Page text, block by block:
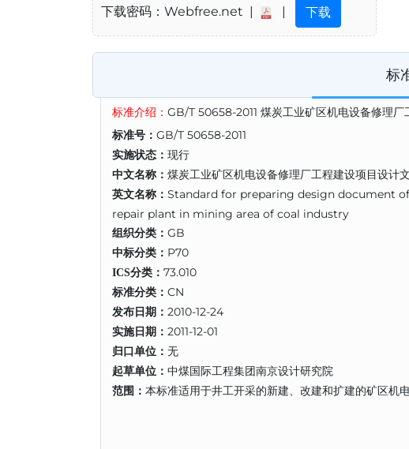
下载密码：Webfree.net | | 下载
标
标准介绍： GB/T 50658-2011 煤炭工业矿区机电设备修理
标准号： GB/T 50658-2011
实施状态： 现行
中文名称： 煤炭工业矿区机电设备修理厂工程建设项目设计
英文名称： Standard for preparing design document
repair plant in mining area of coal industry
组织分类： GB
中标分类： P70
ICS分类： 73.010
标准分类： CN
发布日期： 2010-12-24
实施日期： 2011-12-01
归口单位： 无
起草单位： 中煤国际工程集团南京设计研究院
范围： 本标准适用于井工开采的新建、改建和扩建的矿区机